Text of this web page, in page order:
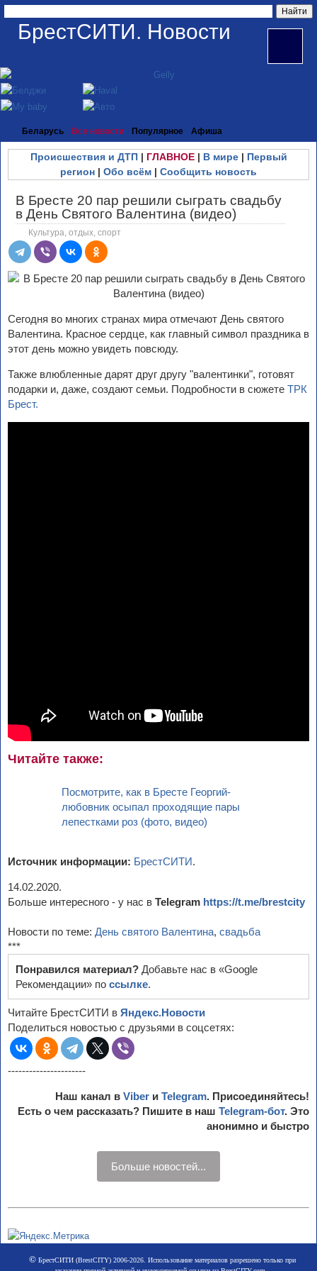
БрестСИТИ. Новости
Беларусь Все новости Популярное Афиша
Происшествия и ДТП| ГЛАВНОЕ| В мире| Первый
регион | Обо всём | Сообщить новость
В Бресте 20 пар решили сыграть свадьбу
в День Святого Валентина (видео)
Культура, отдых, спорт
Сегодня во многих странах мира отмечают День святого
Валентина. Красное сердце, как главный символ праздника в
этот день можно увидеть повсюду.
Также влюбленные дарят друг другу "валентинки", готовят
подарки и, даже, создают семьи. Подробности в сюжете ТРК
Брест.
Читайте также:
Посмотрите, как в Бресте Георгий-
любовник осыпал проходящие пары
лепестками роз (фото, видео)
Источник информации: БрестСИТИ.
14.02.2020.
Больше интересного - у нас в Telegram https://t.me/brestcity
Новости по теме: День святого Валентина, свадьба
***
Понравился материал? Добавьте нас в «Google
Рекомендации» по ссылке.
Читайте БрестСИТИ в Яндекс.Новости
Поделиться новостью с друзьями в соцсетях:
----------------------
Наш канал в Viber и Telegram. Присоединяйтесь!
Есть о чем рассказать? Пишите в наш Telegram-бот. Это
анонимно и быстро
Больше новостей...
©БрестСИТИ (BrestCITY) 2006-2026. Использование материалов разрешено только при